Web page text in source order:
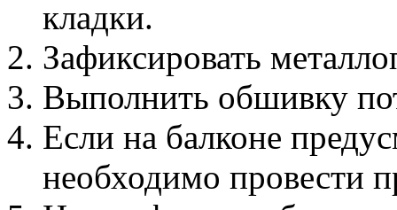
кладки.
Зафиксировать
Выполнить обшивку
Если на балконе
необходимо провести